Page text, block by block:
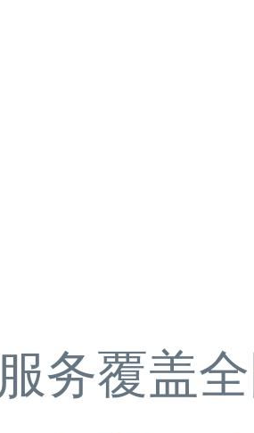
服务覆盖